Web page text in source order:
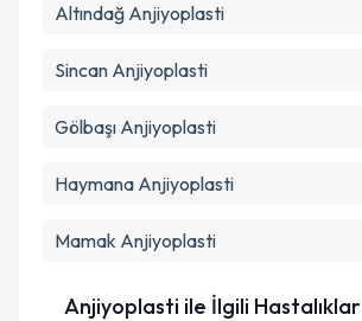
Altındağ Anjiyoplasti
Sincan Anjiyoplasti
Gölbaşı Anjiyoplasti
Haymana Anjiyoplasti
Mamak Anjiyoplasti
Anjiyoplasti ile İlgili Hastalıklar